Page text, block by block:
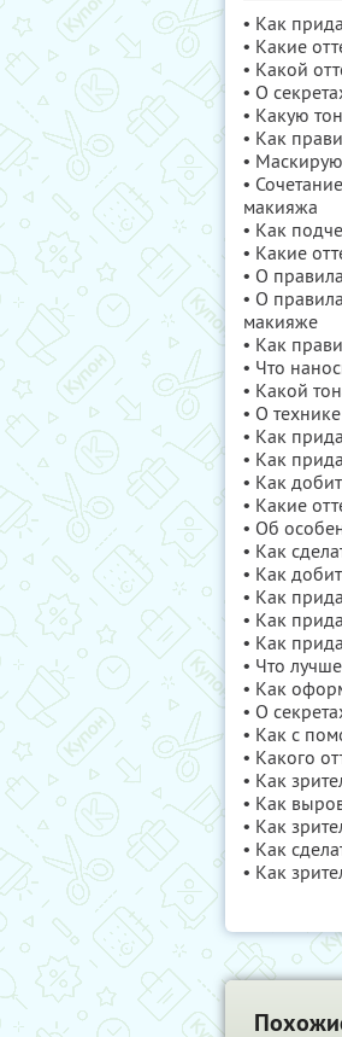
• Как
• Какие
• Какой
• О
• Какую
• Как
•
•
макияжа
• Как
• Какие
• О
• О
макияже
• Как
• Что
• Какой
• О
• Как
• Как
• Как
• Какие
• Об
• Как
• Как
• Как
• Как
• Как
• Что
• Как
• О
• Как с
• Какого
• Как
• Как
• Как
• Как
• Как